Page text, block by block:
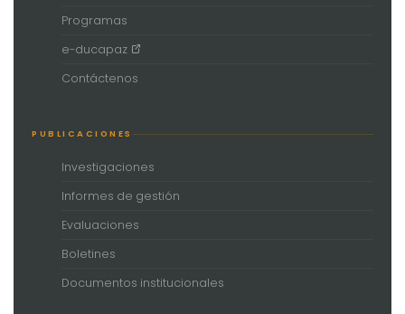
Programas
e-ducapaz
Contáctenos
PUBLICACIONES
Investigaciones
Informes de gestión
Evaluaciones
Boletines
Documentos institucionales